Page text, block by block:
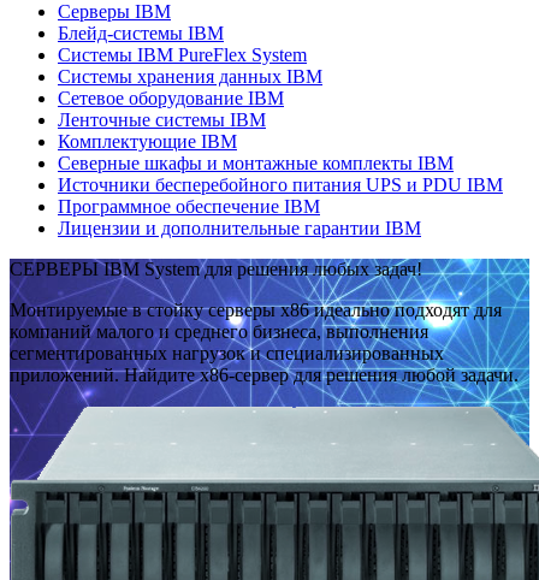
Серверы IBM
Блейд-системы IBM
Системы IBM PureFlex System
Системы хранения данных IBM
Сетевое оборудование IBM
Ленточные системы IBM
Комплектующие IBM
Северные шкафы и монтажные комплекты IBM
Источники бесперебойного питания UPS и PDU IBM
Программное обеспечение IBM
Лицензии и дополнительные гарантии IBM
СЕРВЕРЫ IBM System для решения любых задач!
Монтируемые в стойку серверы x86 идеально подходят для
компаний малого и среднего бизнеса, выполнения
сегментированных нагрузок и специализированных
приложений. Найдите x86-сервер для решения любой задачи.